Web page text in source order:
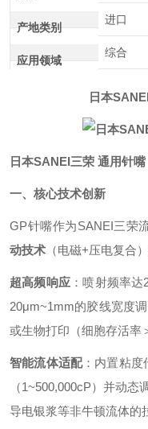
产地类别
进口
应用领域
综合
日本
日本SANEI三荣 通用针
一、核心技术创新
GP针嘴作为SANEI三荣
动技术 （电磁+压电复合
超高频响应 ：喷射频率
20μm~1mm的胶线宽度
或生物打印（细胞存活率
智能流体适配：内置粘度
（1~500,000cP）并动态
导电银浆等非牛顿流体的